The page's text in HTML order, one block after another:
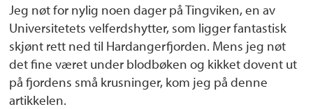
Jeg nøt for nylig noen dager på Tingviken, en av
Universitetets velferdshytter, som ligger fantastisk
skjønt rett ned til Hardangerfjorden. Mens jeg nøt
det fine været under blodbøken og kikket dovent ut
på fjordens små krusninger, kom jeg på denne
artikkelen.